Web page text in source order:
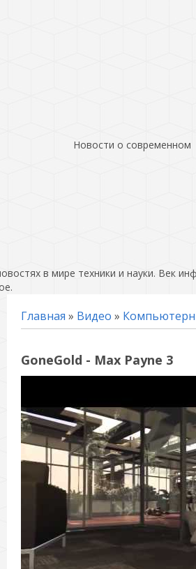
Новости о современном
в мире техники и науки. Век
Главная » Видео »
GoneGold - Max Payne 3